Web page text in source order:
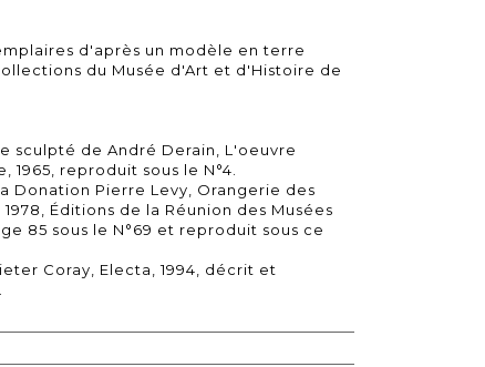
d'après un modèle en terre
du Musée d'Art et d'Histoire de
sculpté de André Derain, L'oeuvre
reproduit sous le N°4.
Donation Pierre Levy, Orangerie des
Éditions de la Réunion des Musées
85 sous le N°69 et reproduit sous ce
Coray, Electa, 1994, décrit et